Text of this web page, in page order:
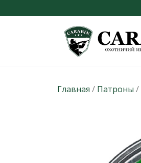
Главная / Патроны /